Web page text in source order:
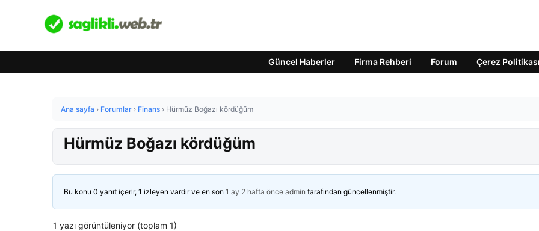
Güncel Haberler Firma Rehberi Forum Çerez Politikası
Ana sayfa › Forumlar › Finans › Hürmüz Boğazı kördüğüm
Hürmüz Boğazı kördüğüm
Bu konu 0 yanıt içerir, 1 izleyen vardır ve en son 1 ay 2 hafta önce admin tarafından güncellenmiştir.
1 yazı görüntüleniyor (toplam 1)